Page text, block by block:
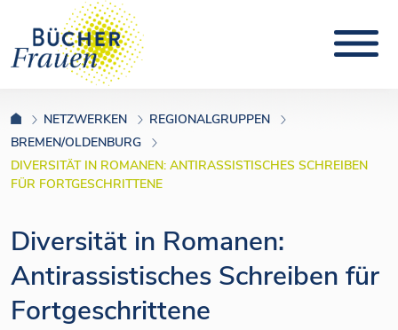
NETZWERKEN
REGIONALGRUPPEN
BREMEN/OLDENBURG
DIVERSITÄT IN ROMANEN: ANTIRASSISTISCHES SCHREIBEN
FÜR FORTGESCHRITTENE
Diversität in Romanen:
Antirassistisches Schreiben für
Fortgeschrittene